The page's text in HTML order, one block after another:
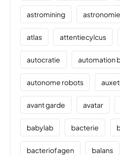
astromining astronomie
atlas attentiecylcus
autocratie automation
autonome robots
avant garde avatar
babylab bacterie
bacteriofagen balans